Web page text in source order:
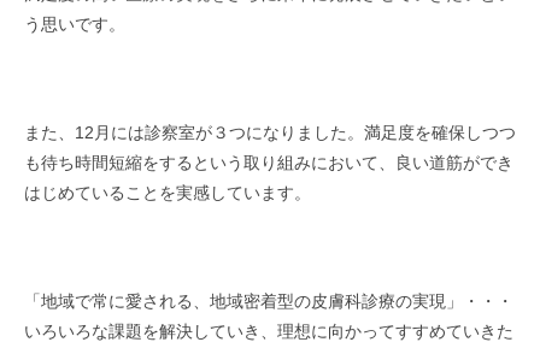
う思いです。
また、12月には診察室が３つになりました。満足度を確保しつつ
も待ち時間短縮をするという取り組みにおいて、良い道筋ができ
はじめていることを実感しています。
「地域で常に愛される、地域密着型の皮膚科診療の実現」・・・
いろいろな課題を解決していき、理想に向かってすすめていきた